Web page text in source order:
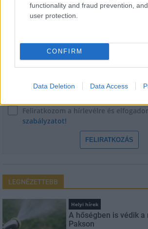
functionality and fraud prevention,
user protection.
CONFIRM
Data Deletion Data Access
HÍRLEVÉL
Név
Feliratkozom a hírlevélre és
szabályzatot!
FELIRATKOZÁS
LEGNÉZETTEBB
Helyi hírek
A hőségben is védik a
Pakson